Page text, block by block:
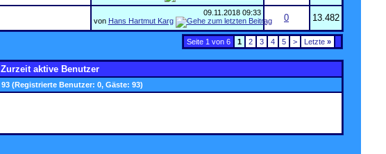
09.11.2018 09:33
von Hans Hartmut Karg 0 13.482
Seite 1 von 6 1 2 3 4 5 > Letzte»
Zurzeit aktive Benutzer
93 (Registrierte Benutzer: 0, Gäste: 93)